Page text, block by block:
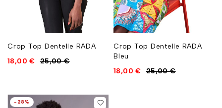
Crop Top Dentelle RADA
25,00€
18,00€
Crop Top Dentelle RADA
Bleu
25,00€
18,00€
-28%